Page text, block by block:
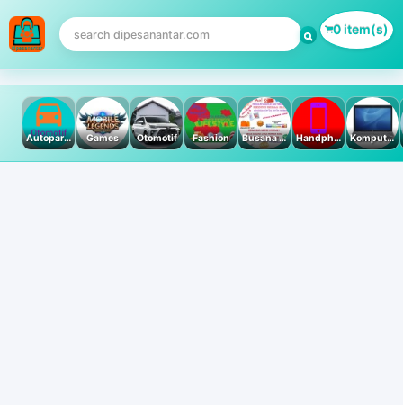
0 item(s)
Autoparts Games Otomotif Fashion Busana Muslim Handphone & Tablet Komputer PC & Laptop